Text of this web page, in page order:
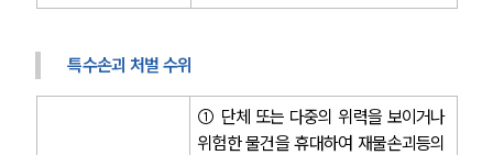
특수손괴 처벌 수위
① 단체 또는 다중의 위력을 보이거나
위험한 물건을 휴대하여 재물손괴등의